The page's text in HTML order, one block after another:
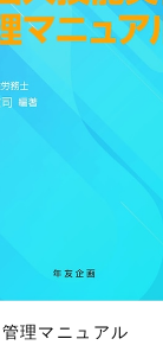
理マニュアル